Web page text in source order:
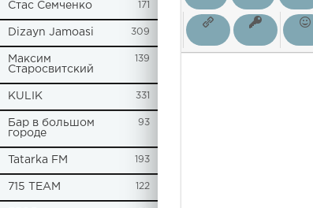
Стас Семченко 171
Dizayn Jamoasi 309
Максим
Старосвитский
139
KULIK 331
Бар в большом
городе
93
Tatarka FM 193
715 TEAM 122